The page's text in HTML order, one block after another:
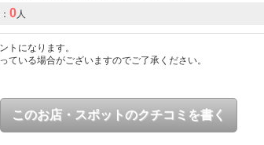
0 人
トになります。
ている場合がございますのでご了承ください。
このお店・スポットのクチコミを書く